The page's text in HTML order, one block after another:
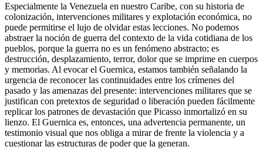
Especialmente la Venezuela en nuestro Caribe, con su historia de
colonización, intervenciones militares y explotación económica, no
puede permitirse el lujo de olvidar estas lecciones. No podemos
abstraer la noción de guerra del contexto de la vida cotidiana de los
pueblos, porque la guerra no es un fenómeno abstracto; es
destrucción, desplazamiento, terror, dolor que se imprime en cuerpos
y memorias. Al evocar el Guernica, estamos también señalando la
urgencia de reconocer las continuidades entre los crímenes del
pasado y las amenazas del presente: intervenciones militares que se
justifican con pretextos de seguridad o liberación pueden fácilmente
replicar los patrones de devastación que Picasso inmortalizó en su
lienzo. El Guernica es, entonces, una advertencia permanente, un
testimonio visual que nos obliga a mirar de frente la violencia y a
cuestionar las estructuras de poder que la generan.